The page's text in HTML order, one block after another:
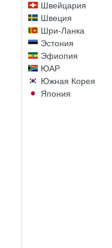
Швейцария
Швеция
Шри-Ланка
Эстония
Эфиопия
ЮАР
Южная Корея
Япония